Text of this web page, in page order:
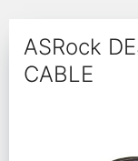
ASRock
CABLE